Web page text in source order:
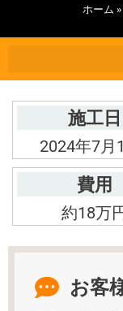
ホーム »
施工日
2024年7月
費用
約18万
お客